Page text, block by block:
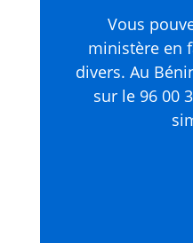
Vous
ministère en
divers. Au
sur le 96 00